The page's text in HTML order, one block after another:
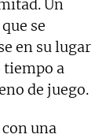
Un
se
en su lugar
tiempo a
de juego.
una